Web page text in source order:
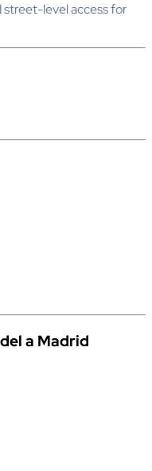
street-level access for
a Madrid